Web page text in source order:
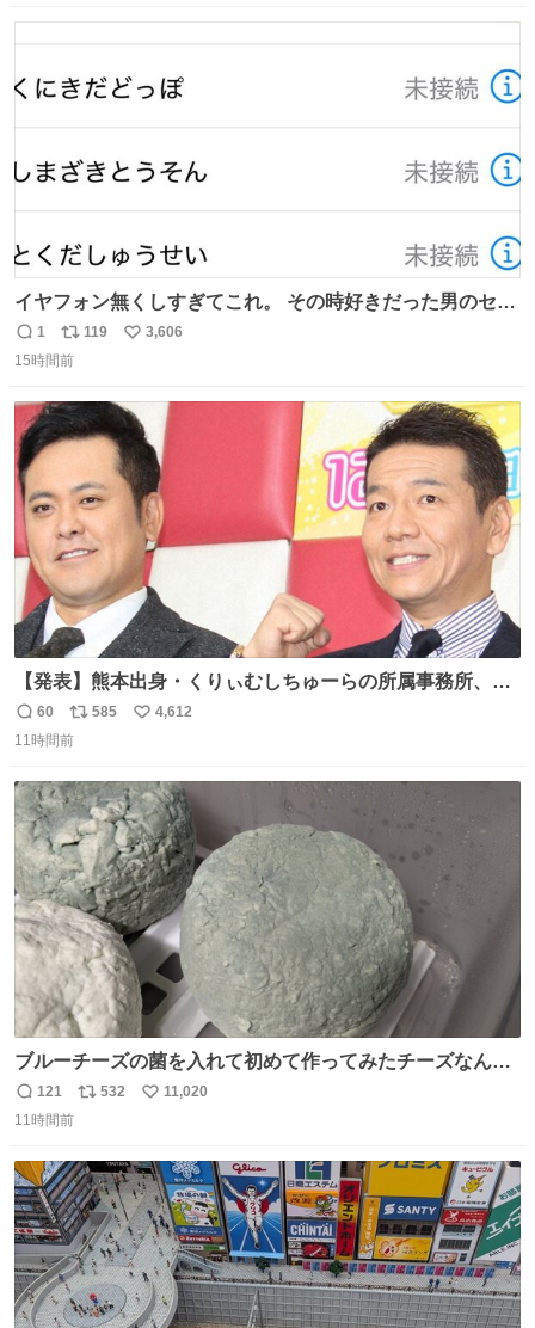
イヤフォン無くしすぎてこれ。 その時好きだった男のセコ
ムの名前にしてる
返
信
1
リ
ポ
ト
数
119
い
数
3,606
15時間前
【発表】熊本出身・くりぃむしちゅーらの所属事務所、被
災地に義援金寄付 news.livedoor.com/article/detail… くり
ぃむしちゅーやマツコ、有働由美子らが所属する芸能事務
本地震の被災地支援のため義援金を寄付したことを公表し
た。
返
信
60
リ
ポ
ト
数
585
い
数
4,612
11時間前
ブルーチーズの菌を入れて初めて作ってみたチーズなんだ
けど 本能でちょっとヤバいと思っちゃう見た目だな
返
信
121
リ
ト
数
532
い
数
11,020
11時間前